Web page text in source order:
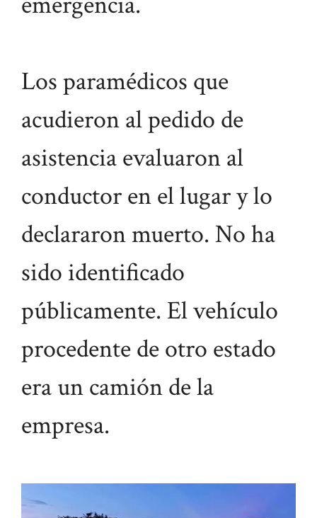
Los paramédicos que
acudieron al pedido de
asistencia evaluaron al
conductor en el lugar y lo
declararon muerto. No ha
sido identificado
públicamente. El vehículo
procedente de otro estado
era un camión de la
empresa.